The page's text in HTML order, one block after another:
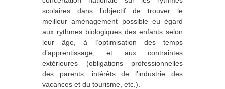
scolaires dans l’objectif de trouver le
meilleur aménagement possible eu égard
aux rythmes biologiques des enfants selon
leur âge, à l’optimisation des temps
d’apprentissage, et aux contraintes
extérieures (obligations professionnelles
des parents, intérêts de l’industrie des
vacances et du tourisme, etc.).